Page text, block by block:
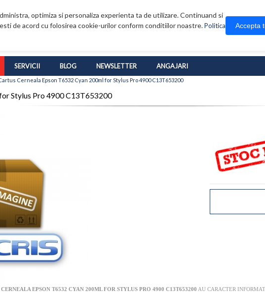
optimiza si personaliza experienta ta de utilizare. Continuand si
de acord cu folosirea cookie-urilor conform conditiilor noastre.Politica
Accepta
SERVICII BLOG NEWSLETTER ANGAJARI
Cerneala Epson T6532 Cyan 200ml for Stylus Pro 4900 C13T653200
Stylus Pro 4900 C13T653200
EPSON T6532 CYAN 200ML FOR STYLUS PRO 4900 C13T653200 AU CARACTER